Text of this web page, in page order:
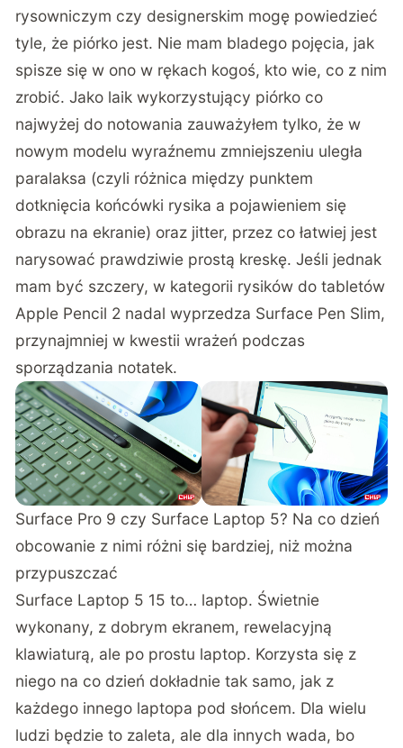
rysowniczym czy designerskim mogę powiedzieć
tyle, że piórko jest. Nie mam bladego pojęcia, jak
spisze się w ono w rękach kogoś, kto wie, co z nim
zrobić. Jako laik wykorzystujący piórko co
najwyżej do notowania zauważyłem tylko, że w
nowym modelu wyraźnemu zmniejszeniu uległa
paralaksa (czyli różnica między punktem
dotknięcia końcówki rysika a pojawieniem się
obrazu na ekranie) oraz jitter, przez co łatwiej jest
narysować prawdziwie prostą kreskę. Jeśli jednak
mam być szczery, w kategorii rysików do tabletów
Apple Pencil 2 nadal wyprzedza Surface Pen Slim,
przynajmniej w kwestii wrażeń podczas
sporządzania notatek.
Surface Pro 9 czy Surface Laptop 5? Na co dzień
obcowanie z nimi różni się bardziej, niż można
przypuszczać
Surface Laptop 5 15 to… laptop. Świetnie
wykonany, z dobrym ekranem, rewelacyjną
klawiaturą, ale po prostu laptop. Korzysta się z
niego na co dzień dokładnie tak samo, jak z
każdego innego laptopa pod słońcem. Dla wielu
ludzi będzie to zaleta, ale dla innych wada, bo